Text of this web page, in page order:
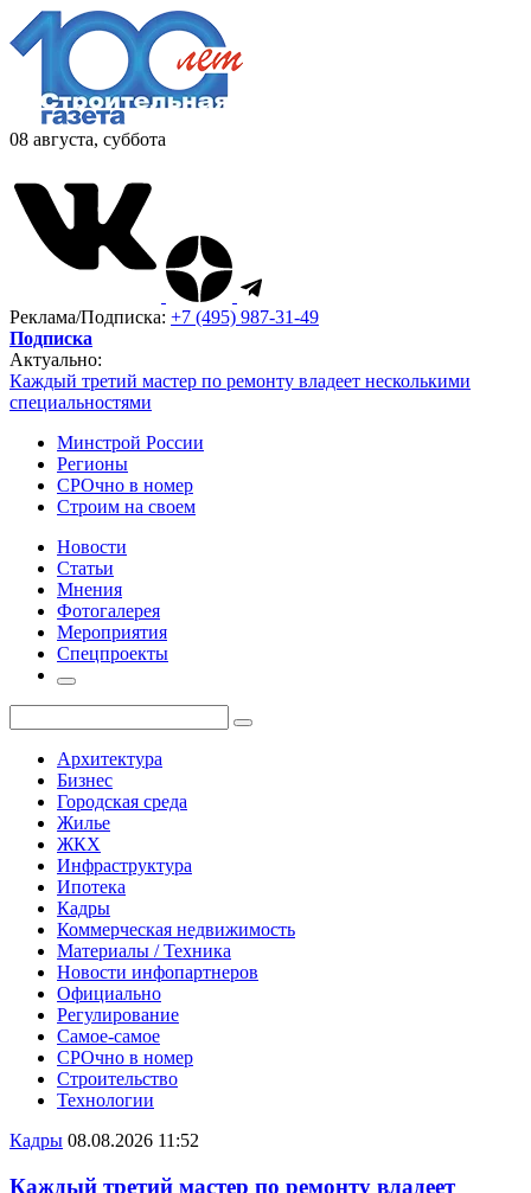
08 августа, суббота
Реклама/Подписка: +7 (495) 987-31-49
Подписка
Актуально:
Каждый третий мастер по ремонту владеет несколькими
специальностями
Минстрой России
Регионы
СРОчно в номер
Строим на своем
Новости
Статьи
Мнения
Фотогалерея
Мероприятия
Спецпроекты
Архитектура
Бизнес
Городская среда
Жилье
ЖКХ
Инфраструктура
Ипотека
Кадры
Коммерческая недвижимость
Материалы / Техника
Новости инфопартнеров
Официально
Регулирование
Самое-самое
СРОчно в номер
Строительство
Технологии
Кадры 08.08.2026 11:52
Каждый третий мастер по ремонту владеет